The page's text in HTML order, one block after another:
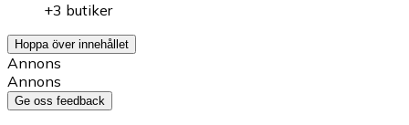
+3 butiker
Hoppa över innehållet
Annons
Annons
Ge oss feedback